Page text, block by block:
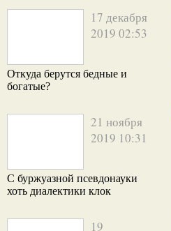
17 декабря
2019 02:53
Откуда берутся бедные и
богатые?
21 ноября
2019 10:31
С буржуазной псевдонауки
хоть диалектики клок
19